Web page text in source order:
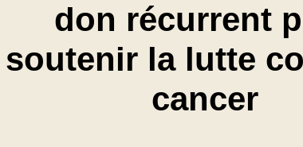
don récurrent
soutenir la lutte
cancer